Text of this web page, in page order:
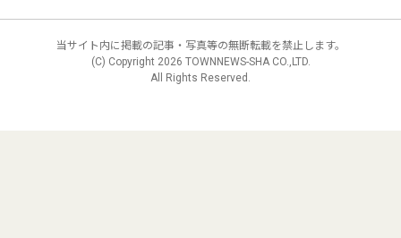
当サイト内に掲載の記事・写真等の無断転載を禁止します。
(C) Copyright 2026 TOWNNEWS-SHA CO.,LTD.
All Rights Reserved.